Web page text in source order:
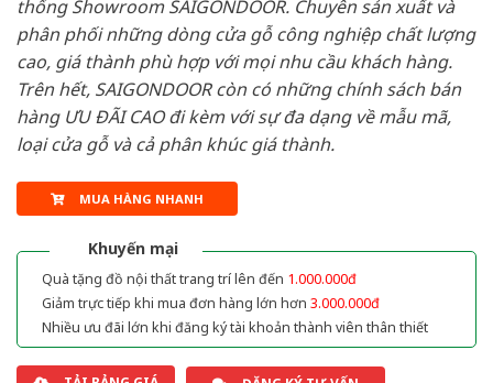
thống Showroom SAIGONDOOR. Chuyên sản xuất và
phân phối những dòng cửa gỗ công nghiệp chất lượng
cao, giá thành phù hợp với mọi nhu cầu khách hàng.
Trên hết, SAIGONDOOR còn có những chính sách bán
hàng ƯU ĐÃI CAO đi kèm với sự đa dạng về mẫu mã,
loại cửa gỗ và cả phân khúc giá thành.
MUA HÀNG NHANH
Khuyến mại
Quà tặng đồ nội thất trang trí lên đến 1.000.000đ
Giảm trực tiếp khi mua đơn hàng lớn hơn 3.000.000đ
Nhiều ưu đãi lớn khi đăng ký tài khoản thành viên thân thiết